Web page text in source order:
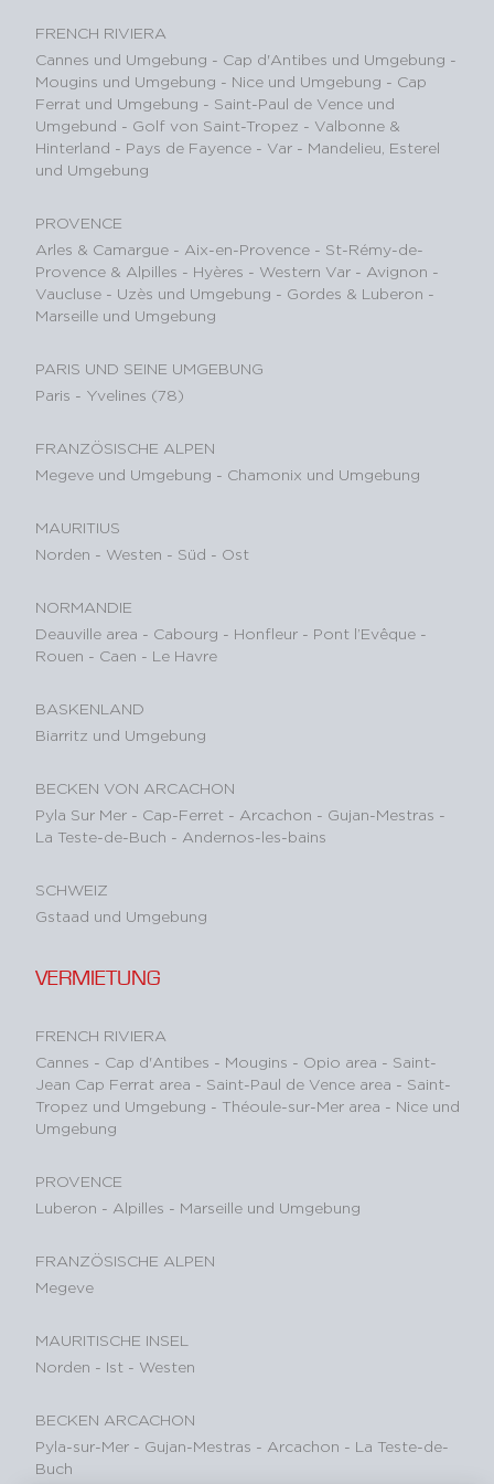
FRENCH RIVIERA
Cannes und Umgebung - Cap d'Antibes und Umgebung -
Mougins und Umgebung - Nice und Umgebung - Cap
Ferrat und Umgebung - Saint-Paul de Vence und
Umgebund - Golf von Saint-Tropez - Valbonne &
Hinterland - Pays de Fayence - Var - Mandelieu, Esterel
und Umgebung
PROVENCE
Arles & Camargue - Aix-en-Provence - St-Rémy-de-
Provence & Alpilles - Hyères - Western Var - Avignon -
Vaucluse - Uzès und Umgebung - Gordes & Luberon -
Marseille und Umgebung
PARIS UND SEINE UMGEBUNG
Paris - Yvelines (78)
FRANZÖSISCHE ALPEN
Megeve und Umgebung - Chamonix und Umgebung
MAURITIUS
Norden - Westen - Süd - Ost
NORMANDIE
Deauville area - Cabourg - Honfleur - Pont l’Evêque -
Rouen - Caen - Le Havre
BASKENLAND
Biarritz und Umgebung
BECKEN VON ARCACHON
Pyla Sur Mer - Cap-Ferret - Arcachon - Gujan-Mestras -
La Teste-de-Buch - Andernos-les-bains
SCHWEIZ
Gstaad und Umgebung
VERMIETUNG
FRENCH RIVIERA
Cannes - Cap d'Antibes - Mougins - Opio area - Saint-
Jean Cap Ferrat area - Saint-Paul de Vence area - Saint-
Tropez und Umgebung - Théoule-sur-Mer area - Nice und
Umgebung
PROVENCE
Luberon - Alpilles - Marseille und Umgebung
FRANZÖSISCHE ALPEN
Megeve
MAURITISCHE INSEL
Norden - Ist - Westen
BECKEN ARCACHON
Pyla-sur-Mer - Gujan-Mestras - Arcachon - La Teste-de-
Buch